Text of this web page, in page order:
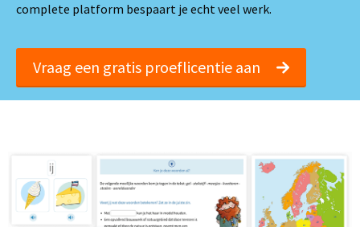
complete platform bespaart je echt veel werk.
Vraag een gratis proeflicentie aan